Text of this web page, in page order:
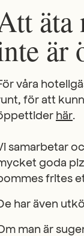
äta
är
våra
för att
här.
samarbetar
goda
frites
har även
man är